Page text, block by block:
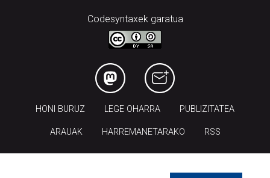
Codesyntaxek garatua
HONI BURUZ LEGE OHARRA PUBLIZITATEA
ARAUAK HARREMANETARAKO RSS